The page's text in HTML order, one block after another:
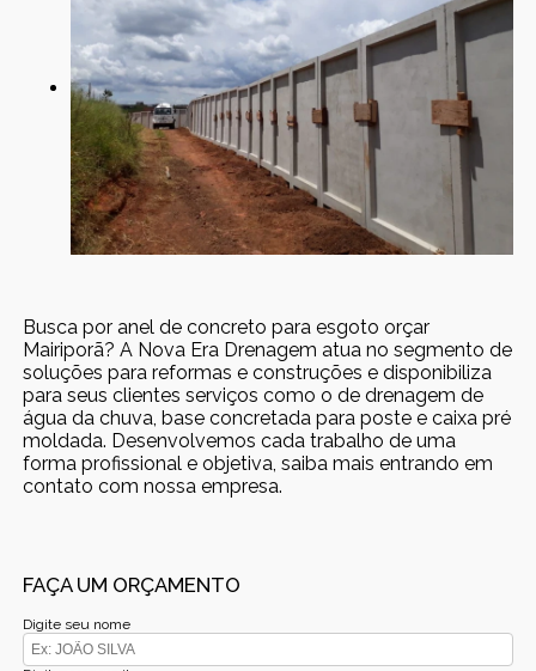
Busca por anel de concreto para esgoto orçar
Mairiporã? A Nova Era Drenagem atua no segmento de
soluções para reformas e construções e disponibiliza
para seus clientes serviços como o de drenagem de
água da chuva, base concretada para poste e caixa pré
moldada. Desenvolvemos cada trabalho de uma
forma profissional e objetiva, saiba mais entrando em
contato com nossa empresa.
FAÇA UM ORÇAMENTO
Digite seu nome